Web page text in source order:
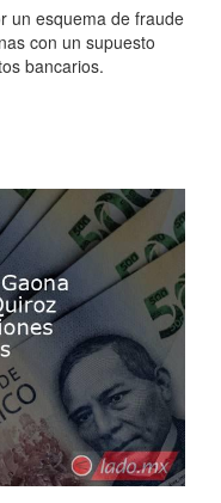
un esquema de fraude
con un supuesto
bancarios.